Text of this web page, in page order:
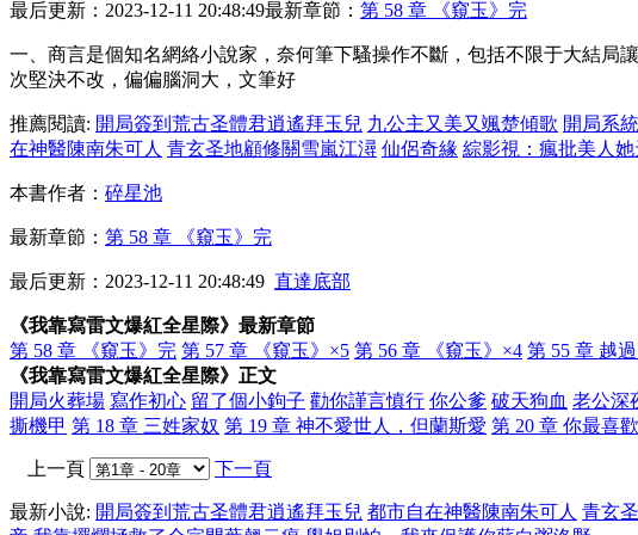
最后更新：2023-12-11 20:48:49最新章節： 第 58 章 《窺玉》完
一、商言是個知名網絡小說家，奈何筆下騷操作不斷，包括不限于大結局
次堅決不改，偏偏腦洞大，文筆好
推薦閱讀: 開局簽到荒古圣體君逍遙拜玉兒 九公主又美又颯楚傾歌 開局系
在神醫陳南朱可人 青玄圣地顧修關雪嵐江潯 仙侶奇緣 綜影視：瘋批美人她
本書作者： 碎星池
最新章節： 第 58 章 《窺玉》完
最后更新：2023-12-11 20:48:49 直達底部
《我靠寫雷文爆紅全星際》最新章節
第 58 章 《窺玉》完 第 57 章 《窺玉》×5 第 56 章 《窺玉》×4 第 55 章 越
《我靠寫雷文爆紅全星際》正文
開局火葬場 寫作初心 留了個小鉤子 勸你謹言慎行 你公爹 破天狗血 老公深
撕機甲 第 18 章 三姓家奴 第 19 章 神不愛世人，但蘭斯愛 第 20 章 你最喜
上一頁 下一頁
最新小說: 開局簽到荒古圣體君逍遙拜玉兒 都市自在神醫陳南朱可人 青玄